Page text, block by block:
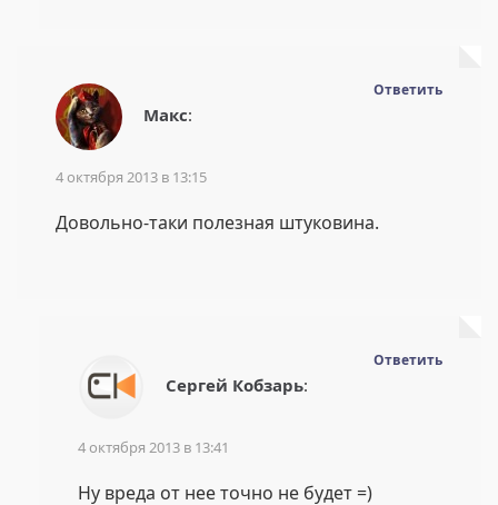
Макс:
4 октября 2013 в 13:15
Довольно-таки полезная штуковина.
Ответить
Сергей Кобзарь:
4 октября 2013 в 13:41
Ну вреда от нее точно не будет =)
Ответить